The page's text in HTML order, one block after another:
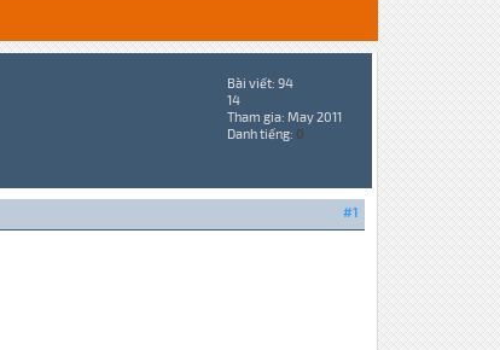
Bài viết: 94
14
Tham gia: May 2011
Danh tiếng: 0
#1